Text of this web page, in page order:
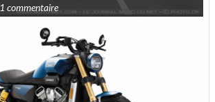
1 commentaire